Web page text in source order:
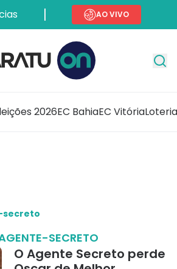
AO VIVO
2026EC BahiaEC Vitória
SECRETO
O Agente Secreto perde